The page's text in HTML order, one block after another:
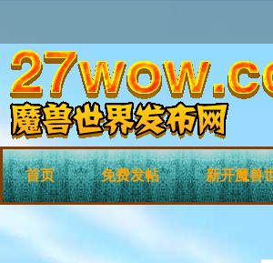
首页 免费发帖 新开魔兽